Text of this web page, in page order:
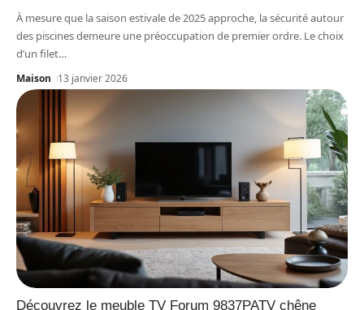
À mesure que la saison estivale de 2025 approche, la sécurité autour
des piscines demeure une préoccupation de premier ordre. Le choix
d’un filet…
Maison 13 janvier 2026
Découvrez le meuble TV Forum 9837PATV chêne